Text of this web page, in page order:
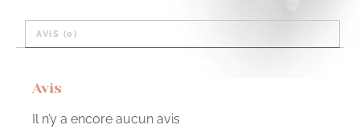
AVIS (0)
Avis
Il n’y a encore aucun avis